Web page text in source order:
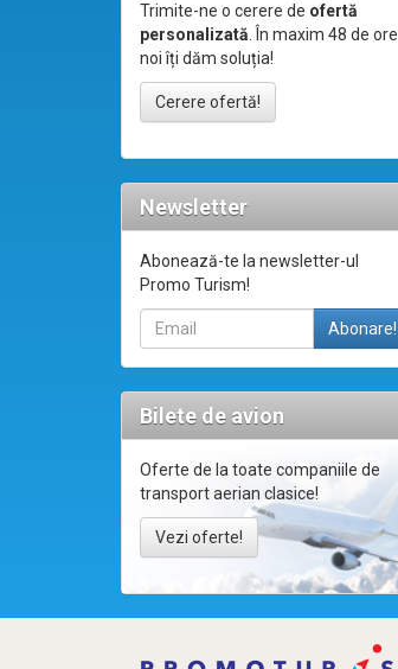
Trimite-ne o cerere de ofertă
personalizată. În maxim 48 de ore
noi îți dăm soluția!
Cerere ofertă!
Newsletter
Abonează-te la newsletter-ul
Promo Turism!
Bilete de avion
Oferte de la toate companiile de
transport aerian clasice!
Vezi oferte!